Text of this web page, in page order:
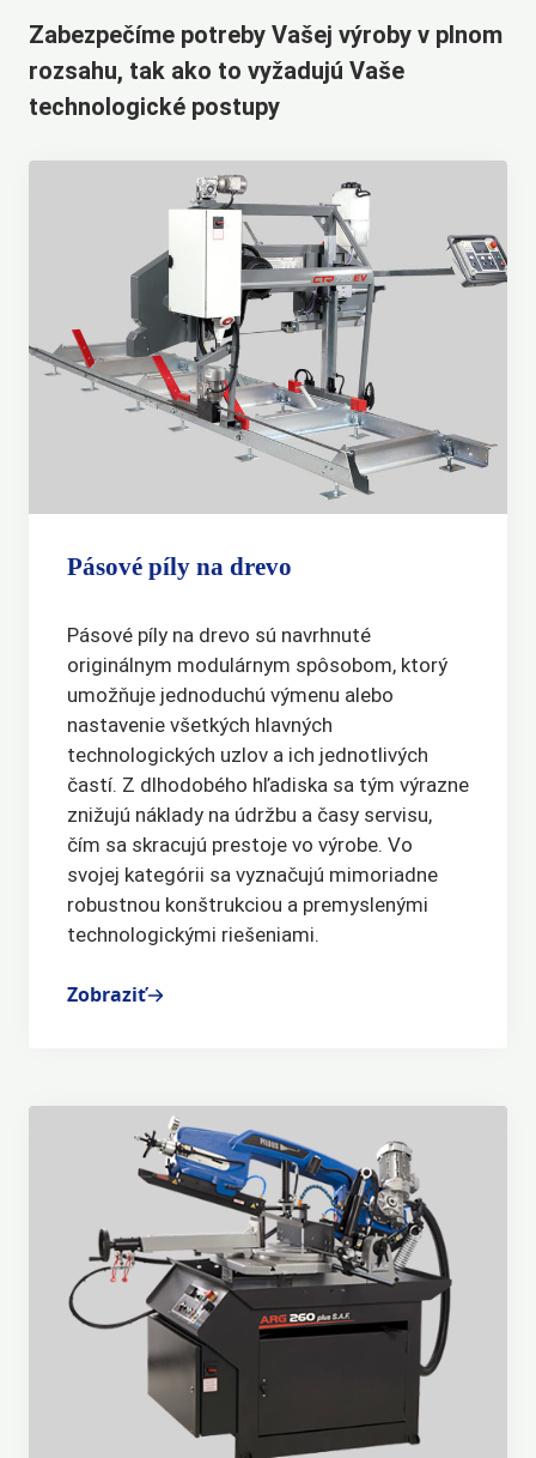
Zabezpečíme potreby Vašej výroby v plnom
rozsahu, tak ako to vyžadujú Vaše
technologické postupy
Pásové píly na drevo
Pásové píly na drevo sú navrhnuté
originálnym modulárnym spôsobom, ktorý
umožňuje jednoduchú výmenu alebo
nastavenie všetkých hlavných
technologických uzlov a ich jednotlivých
častí. Z dlhodobého hľadiska sa tým výrazne
znižujú náklady na údržbu a časy servisu,
čím sa skracujú prestoje vo výrobe. Vo
svojej kategórii sa vyznačujú mimoriadne
robustnou konštrukciou a premyslenými
technologickými riešeniami.
Zobraziť